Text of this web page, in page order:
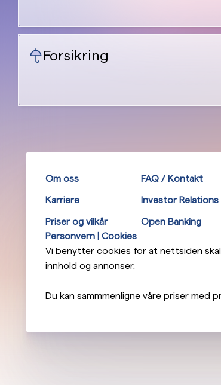
Forsikring
Om oss FAQ / Kontakt
Karriere Investor Relations
Priser og vilkår
Open Banking
Personvern | Cookies
Vi benytter cookies for at nettsiden
innhold og annonser.
Du kan sammmenligne våre priser med